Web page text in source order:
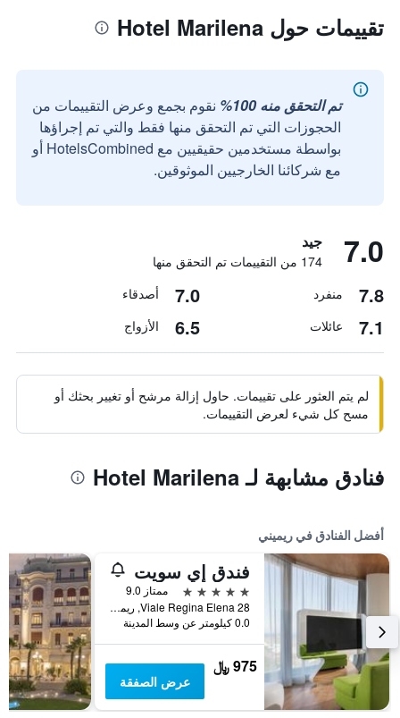
تقييمات حول Hotel Marilena
تم التحقق منه 100%
نقوم بجمع وعرض التقييمات من
الحجوزات التي تم التحقق منها فقط والتي تم إجراؤها
بواسطة مستخدمين حقيقيين مع HotelsCombined أو
مع شركائنا الخارجيين الموثوقين.
7.0 جيد
174 من التقييمات تم التحقق منها
7.8 منفرد 7.0 أصدقاء
7.1 عائلات 6.5 الأزواج
لم يتم العثور على تقييمات. حاول إزالة مرشح أو تغيير بحثك أو
مسح كل شيء لعرض التقييمات.
فنادق مشابهة لـ Hotel Marilena
أفضل الفنادق في ريميني
فندق إي سويت
5 نجوم
ممتاز 9.0
Viale Regina Elena 28, ريميني, مقاطعة ريميني, إيطاليا
0.0 كيلومتر عن وسط المدينة
975 ﷼
عرض الصفقة